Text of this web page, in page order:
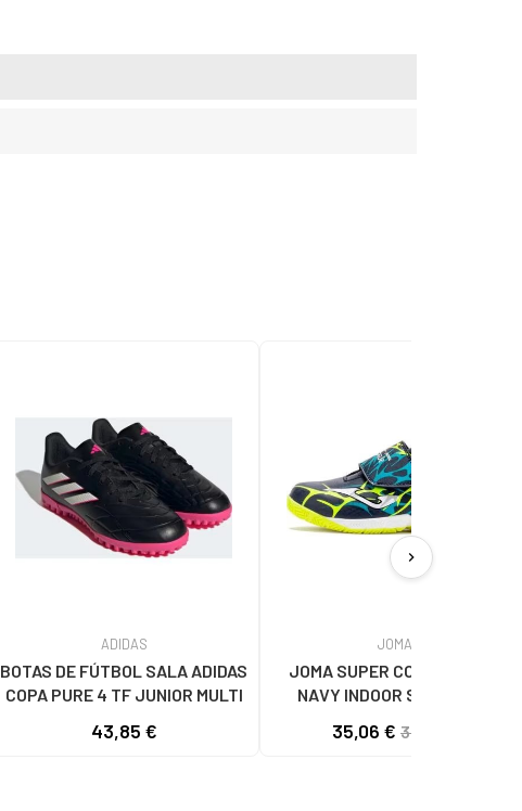
ADIDAS
BOTAS DE FÚTBOL SALA ADIDAS
COPA PURE 4 TF JUNIOR MULTI
43,85 €
JOMA
JOMA SUPER COPA JR 2503
NAVY INDOOR SALA AZUL
35,06 € 38,95 €
chevron_right